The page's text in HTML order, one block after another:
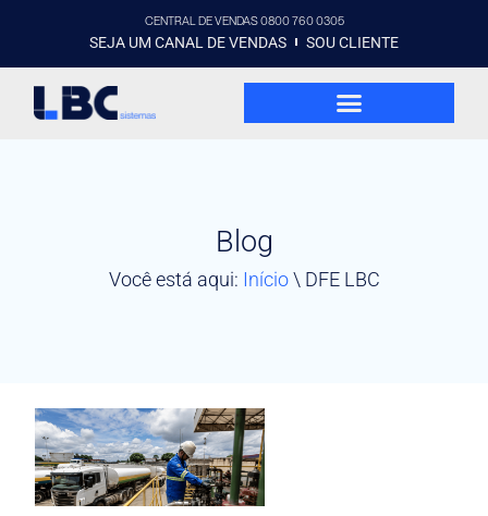
CENTRAL DE VENDAS 0800 760 0305
SEJA UM CANAL DE VENDAS SOU CLIENTE
Blog
Você está aqui: Início\ DFE LBC